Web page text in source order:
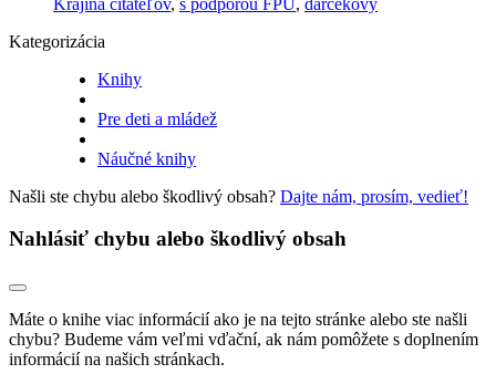
Kategorizácia
Knihy
Pre deti a mládež
Náučné knihy
Našli ste chybu alebo škodlivý obsah? Dajte nám, prosím, vedieť!
Nahlásiť chybu alebo škodlivý obsah
Máte o knihe viac informácií ako je na tejto stránke alebo ste našli
chybu? Budeme vám veľmi vďační, ak nám pomôžete s doplnením
informácií na našich stránkach.